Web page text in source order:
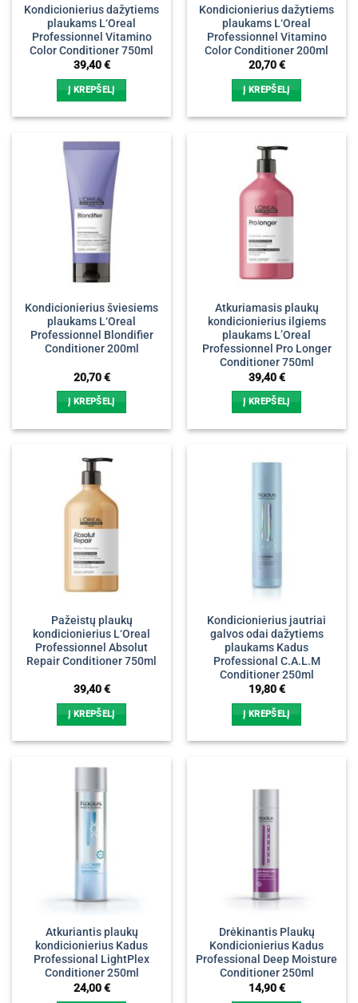
Kondicionierius dažytiems
plaukams L‘Oreal
Professionnel Vitamino
Color Conditioner 750ml
39,40€
Į KREPŠELĮ
Kondicionierius dažytiems
plaukams L‘Oreal
Professionnel Vitamino
Color Conditioner 200ml
20,70€
Į KREPŠELĮ
Kondicionierius šviesiems
plaukams L‘Oreal
Professionnel Blondifier
Conditioner 200ml
20,70€
Į KREPŠELĮ
Atkuriamasis plaukų
kondicionierius ilgiems
plaukams L’Oreal
Professionnel Pro Longer
Conditioner 750ml
39,40€
Į KREPŠELĮ
Pažeistų plaukų
kondicionierius L‘Oreal
Professionnel Absolut
Repair Conditioner 750ml
39,40€
Į KREPŠELĮ
Kondicionierius jautriai
galvos odai dažytiems
plaukams Kadus
Professional C.A.L.M
Conditioner 250ml
19,80€
Į KREPŠELĮ
Atkuriantis plaukų
kondicionierius Kadus
Professional LightPlex
Conditioner 250ml
24,00€
Drėkinantis Plaukų
Kondicionierius Kadus
Professional Deep Moisture
Conditioner 250ml
14,90€